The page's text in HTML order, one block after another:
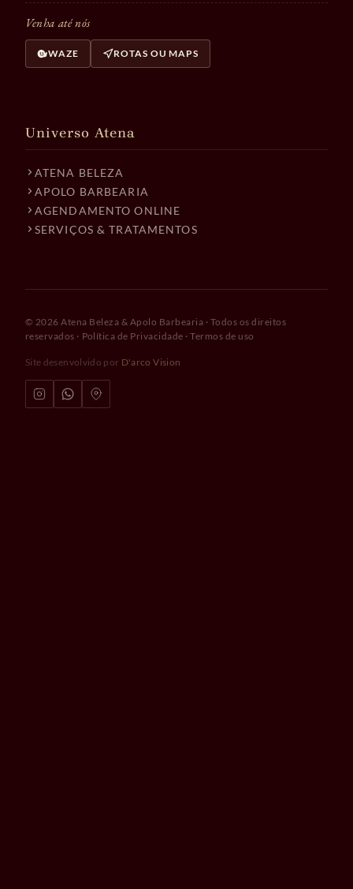
Venha até nós
WAZE ROTAS OU MAPS
Universo Atena
ATENA BELEZA
APOLO BARBEARIA
AGENDAMENTO ONLINE
SERVIÇOS & TRATAMENTOS
© 2026 Atena Beleza & Apolo Barbearia · Todos os direitos
reservados · Política de Privacidade ·Termos de uso
Site desenvolvido por D'arco Vision